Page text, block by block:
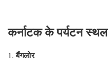
कर्नाटक के पर्यटन स्थल
बैंगलोर